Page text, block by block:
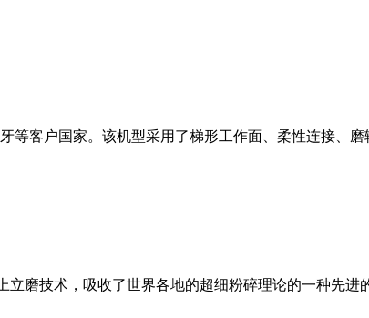
等客户国家。该机型采用了梯形工作面、柔性连接、
磨技术，吸收了世界各地的超细粉碎理论的一种先